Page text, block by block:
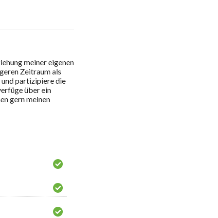
meiner eigenen
Zeitraum als
partizipiere die
über ein
gern meinen